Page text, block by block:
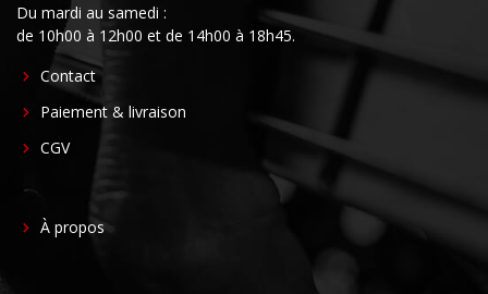
Du mardi au samedi :
de 10h00 à 12h00 et de 14h00 à 18h45.
FOOTER
CENTER
Contact
Paiement & livraison
CGV
FOOTER
À propos